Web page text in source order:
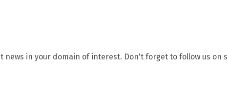
in your domain of interest. Don't forget to follow us on